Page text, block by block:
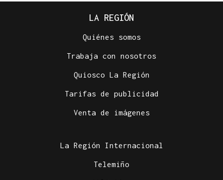
LA REGIÓN
Quiénes somos
Trabaja con nosotros
Quiosco La Región
Tarifas de publicidad
Venta de imágenes
La Región Internacional
Telemiño